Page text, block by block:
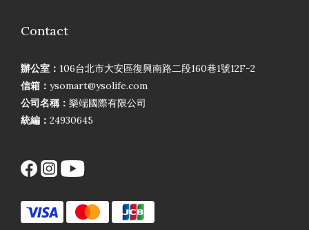
Contact
辦公室： 106台北市大安區復興南路二段160巷1號12F-2
信箱： ysomart@ysolife.com
公司名稱： 樂端國際有限公司
統編： 24930645